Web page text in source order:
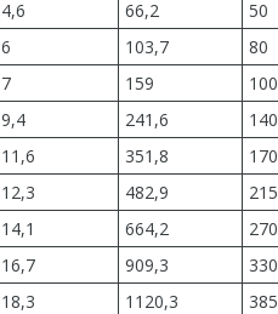
4,6 66,2 50
6 103,7 80
7 159 100
9,4 241,6 140
11,6 351,8 170
12,3 482,9 215
14,1 664,2 270
16,7 909,3 330
18,3 1120,3 385